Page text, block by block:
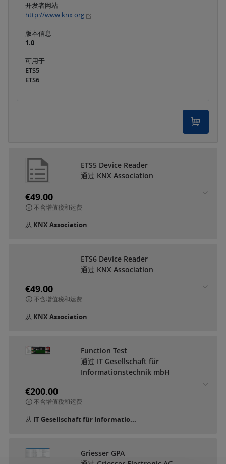
开发者网站
http://www.knx.org
版本信息
1.0
可用于
ETS5
ETS6
ETS5 Device Reader
通过 KNX Association
€49.00
不含增值税和运费
从 KNX Association
ETS6 Device Reader
通过 KNX Association
€49.00
不含增值税和运费
从 KNX Association
Function Test
通过 IT Gesellschaft für
Informationstechnik mbH
€200.00
不含增值税和运费
从 IT Gesellschaft für Informatio...
Griesser GPA